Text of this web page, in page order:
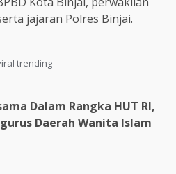
jajaran Polres Binjai.
trending
Dalam Rangka HUT RI,
Daerah Wanita Islam